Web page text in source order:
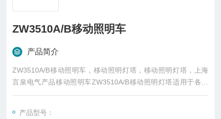
ZW3510A/B移动照明车
产品简介
ZW3510A/B移动照明车，移动照明灯塔，移动照明灯塔，上海
言泉电气产品移动照明车ZW3510A/B移动照明灯塔适用于各种
大型施工作业、维护抢修、事故处理和抢险救灾等工作现场对大
产品型号：